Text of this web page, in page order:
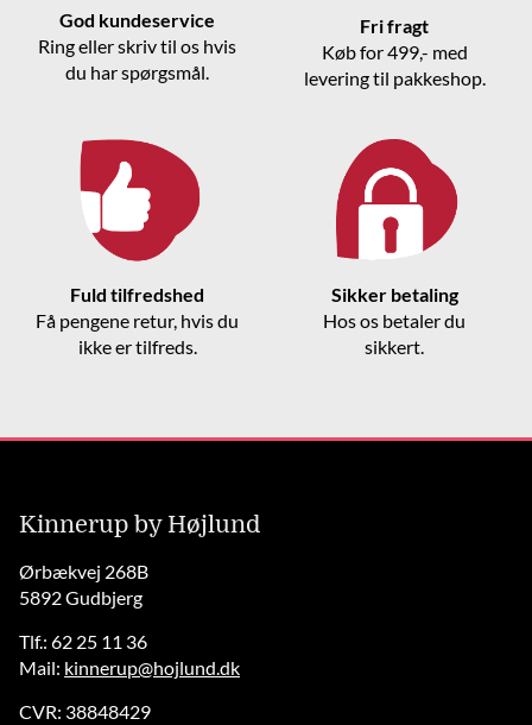
God kundeservice
Ring eller skriv til os hvis
du har spørgsmål.
Fri fragt
Køb for 499,- med
levering til pakkeshop.
Fuld tilfredshed
Få pengene retur, hvis du
ikke er tilfreds.
Sikker betaling
Hos os betaler du
sikkert.
Kinnerup by Højlund
Ørbækvej 268B
5892 Gudbjerg
Tlf.: 62 25 11 36
Mail: kinnerup@hojlund.dk
CVR: 38848429